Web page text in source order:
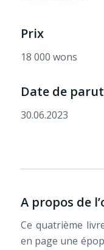
Prix
18 000 wons
Date de
30.06.2023
A propos de
Ce quatrième
en page une